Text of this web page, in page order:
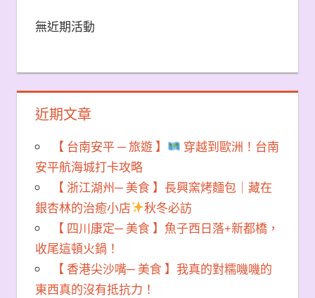
無近期活動
近期文章
【 台南安平 ─ 旅遊 】
穿越到歐洲！台南
安平航海城打卡攻略
【 浙江湖州─ 美食 】長興窯烤麵包｜藏在
銀杏林的治癒小店
秋冬必訪
【 四川康定─ 美食 】魚子西日落+新都橋，
收尾這頓火鍋！
【 香港尖沙嘴─ 美食 】我真的對糯嘰嘰的
東西真的沒有抵抗力！